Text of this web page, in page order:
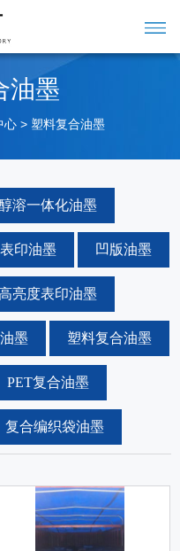
油墨
心 > 塑料复合油墨
溶一体化油墨
印油墨 凹版油墨
亮度表印油墨
墨 塑料复合油墨
PET复合油墨
复合编织袋油墨